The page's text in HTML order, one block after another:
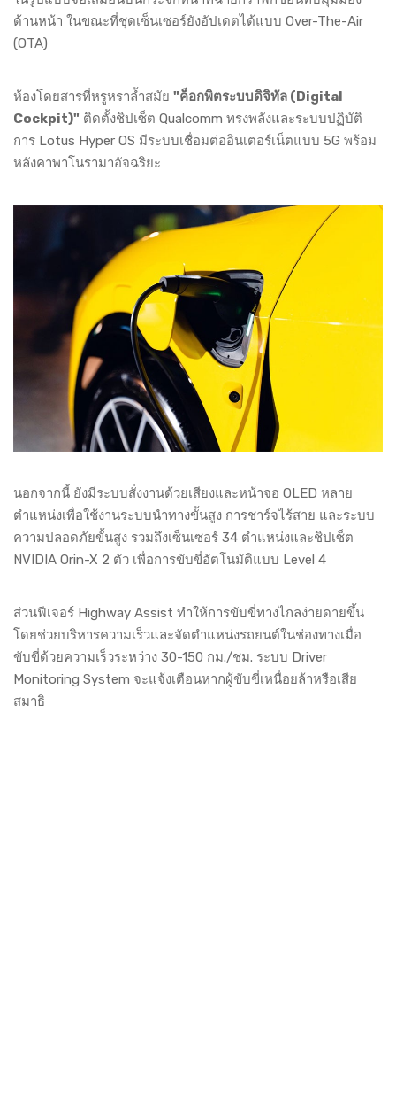
ด้านหน้า ในขณะที่ชุดเซ็นเซอร์ยังอัปเดตได้แบบ Over-The-Air
(OTA)
ห้องโดยสารที่หรูหราล้ำสมัย "ค็อกพิตระบบดิจิทัล (Digital
Cockpit)" ติดตั้งชิปเซ็ต Qualcomm ทรงพลังและระบบปฏิบัติ
การ Lotus Hyper OS มีระบบเชื่อมต่ออินเตอร์เน็ตแบบ 5G พร้อม
หลังคาพาโนรามาอัจฉริยะ
นอกจากนี้ ยังมีระบบสั่งงานด้วยเสียงและหน้าจอ OLED หลาย
ตำแหน่งเพื่อใช้งานระบบนำทางขั้นสูง การชาร์จไร้สาย และระบบ
ความปลอดภัยขั้นสูง รวมถึงเซ็นเซอร์ 34 ตำแหน่งและชิปเซ็ต
NVIDIA Orin-X 2 ตัว เพื่อการขับขี่อัตโนมัติแบบ Level 4
ส่วนฟีเจอร์ Highway Assist ทำให้การขับขี่ทางไกลง่ายดายขึ้น
โดยช่วยบริหารความเร็วและจัดตำแหน่งรถยนต์ในช่องทางเมื่อ
ขับขี่ด้วยความเร็วระหว่าง 30-150 กม./ชม. ระบบ Driver
Monitoring System จะแจ้งเตือนหากผู้ขับขี่เหนื่อยล้าหรือเสีย
สมาธิ